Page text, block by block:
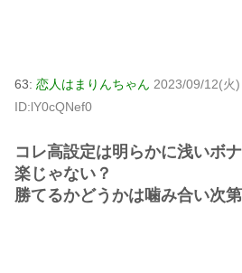
63: 恋人はまりんちゃん 2023/09/12(火
ID:lY0cQNef0
コレ高設定は明らかに浅いボ
楽じゃない？
勝てるかどうかは噛み合い次